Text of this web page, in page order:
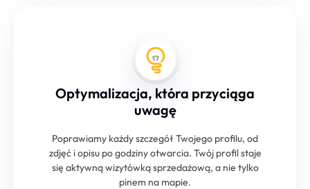
Optymalizacja, która przyciąga
uwagę
Poprawiamy każdy szczegół Twojego profilu, od
zdjęć i opisu po godziny otwarcia. Twój profil staje
się aktywną wizytówką sprzedażową, a nie tylko
pinem na mapie.